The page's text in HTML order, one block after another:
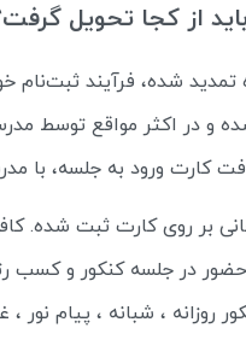
از کجا تحویل
تمدید شده، فرآیند ثبت‌نام
و در اکثر مواقع توسط
کارت ورود به جلسه، با
زمان برگزاری کنکور 1400 و حوزه امتحانی بر
در جلسه کنکور و کسب
، شبانه ، پیام نور ،